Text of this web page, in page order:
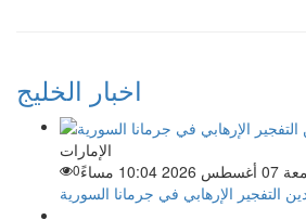
اخبار الخليج
الإمارات
10:04 مساءً
0
التفجير الإرهابي في جرمانا السورية